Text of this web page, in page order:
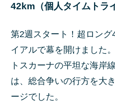
42km（個人タイムトラ
第2週スタート！超ロン
イアルで幕を開けました。
トスカーナの平坦な海岸
は、総合争いの行方を大
ージでした。